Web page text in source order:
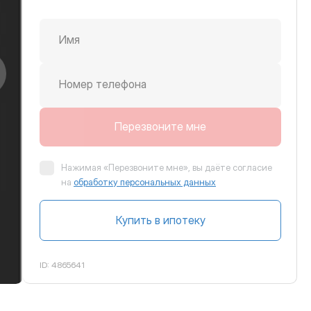
вправо
Имя
Номер телефона
Перезвоните мне
Нажимая «Перезвоните мне», вы даёте согласие
на обработку персональных данных
Купить в ипотеку
ID: 4865641